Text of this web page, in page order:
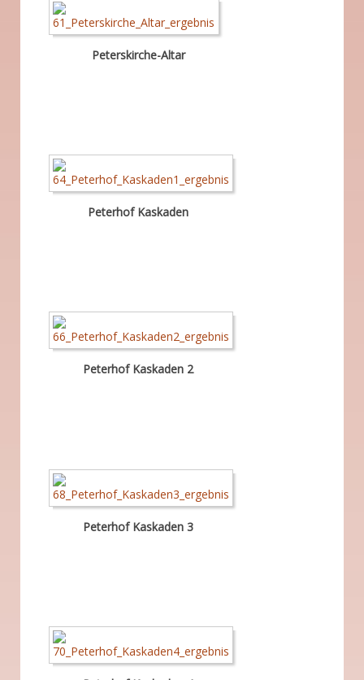
Peterskirche-Altar
Peterhof Kaskaden
Peterhof Kaskaden 2
Peterhof Kaskaden 3